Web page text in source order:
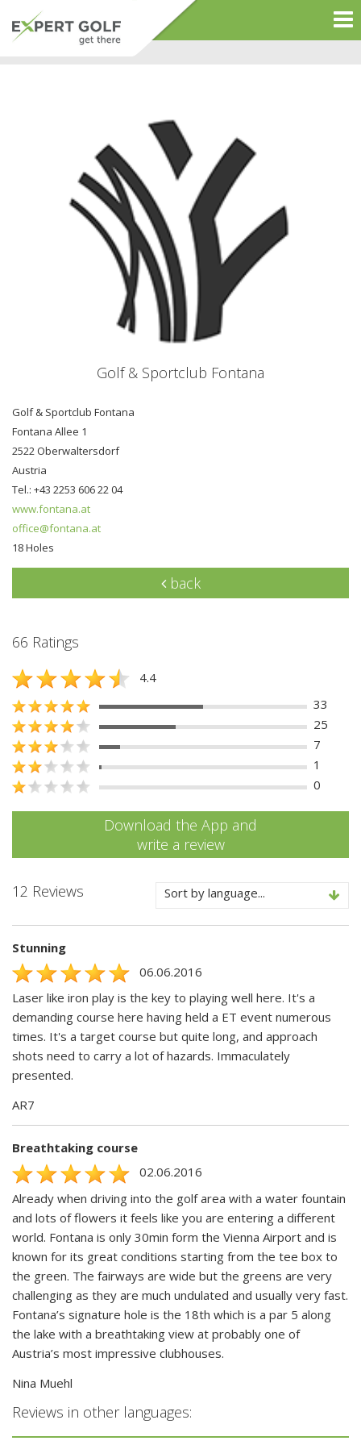
Golf & Sportclub Fontana
Golf & Sportclub Fontana
Fontana Allee 1
2522 Oberwaltersdorf
Austria
Tel.: +43 2253 606 22 04
www.fontana.at
office@fontana.at
18 Holes
back
66 Ratings
4.4
33
25
7
1
0
Download the App and
write a review
12 Reviews Sort by language...
Stunning
06.06.2016
Laser like iron play is the key to playing well here. It's a
demanding course here having held a ET event numerous
times. It's a target course but quite long, and approach
shots need to carry a lot of hazards. Immaculately
presented.
AR7
Breathtaking course
02.06.2016
Already when driving into the golf area with a water fountain
and lots of flowers it feels like you are entering a different
world. Fontana is only 30min form the Vienna Airport and is
known for its great conditions starting from the tee box to
the green. The fairways are wide but the greens are very
challenging as they are much undulated and usually very fast.
Fontana’s signature hole is the 18th which is a par 5 along
the lake with a breathtaking view at probably one of
Austria’s most impressive clubhouses.
Nina Muehl
Reviews in other languages: